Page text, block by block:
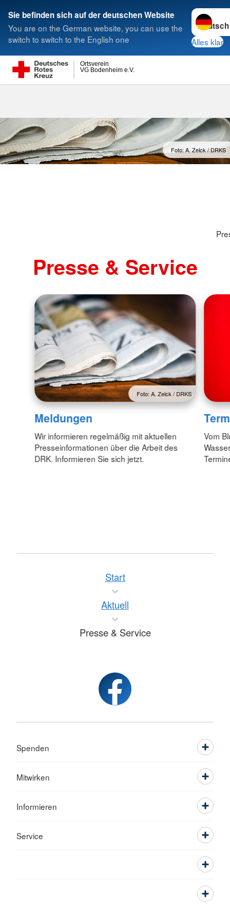
Sie befinden sich auf der deutschen Website
You are on the German website, you can use the
switch to switch to the English one
Sprache
Alles klar
VG Bodenheim e.V.
Ortsverein
Suche
Foto: A. Zelck / DRKS
Presse & Service
Foto: A. Zelck / DRKS
Meldungen
Wir informieren regelmäßig mit aktuellen
Presseinformationen über die Arbeit des
DRK. Informieren Sie sich jetzt.
Vom
Start
Aktuell
Presse & Service
Spenden
Mitwirken
Informieren
Service